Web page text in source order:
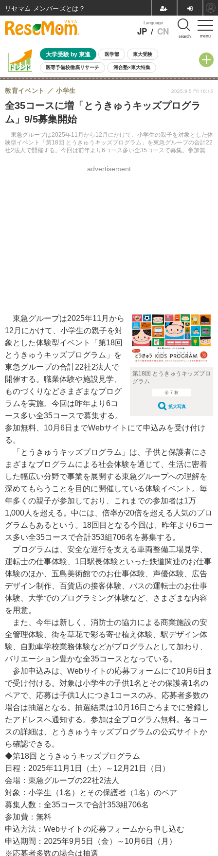
menu
Language
JP / CN search
大学受験 by 東進 医学部 東大受験
医専予備校徹底リサーチ 河合塾×東大特集
親子で考える大学選び 高校受験 中学受験 小学校受験
共通テスト 夏休み
8月開催イベント・WS 全国公立高校 過去問 人気記事
自由研究教材（小学生向け）
全35コースに増「とうきゅうキッズプログラ
ム」9/5募集開始
東急グループは2025年11月から12月にかけて、小学生の親子を対象とした体
験型イベント「第18回 とうきゅうキッズプログラム」を東急グループの合計22
社2法人で開催する。今回は前年より6コース多い全35コースで募集。参加無
教育イベント 小学生
advertisement
2025.9.5 Fri 16:15
第18回 とうきゅうキッズプロ
グラム
全 7 枚
拡大写真
東急グループは2025年11月から
12月にかけて、小学生の親子を対
象とした体験型イベント「第18回
とうきゅうキッズプログラム」を
東急グループの合計22社2法人で
開催する。職業体験や施設見学、
ものづくりなどさまざまなプログ
ラムを実施。今回は昨年より6コ
ース多い全35コースで募集する。
参加無料、10月6日までWebサイトにて申込みを受け付け
る。
「とうきゅうキッズプログラム」は、子供と保護者にさ
まざまなプログラムによる社会体験を通じて、生活に密着
した幅広い分野で事業を展開する東急グループへの理解を
深めてもらうことを目的に開催している体験イベント。毎
年多くの親子が参加しており、これまでの参加者は1万
1,000人を超える。中には、倍率が20倍を超える人気のプロ
グラムもあるという。18回目となる今回は、昨年より6コー
ス多い全35コースで合計353組706名を募集する。
プログラムは、安全な運行を支える車両整備工場見学、
運転士の仕事体験、1日駅長体験といった鉄道関連のお仕事
体験のほか、五島美術館でのお仕事体験、声優体験、広告
デザイン制作、百貨店の接客体験、バスの運転士のお仕事
体験、大学でのプログラミング体験など、さまざまな内容
を用意。
また、今年は新しく、消防士の協力による商業施設の安
全管理体験、街を草花で彩る寄せ植え体験、駅デザイン体
験、自動車学校業務体験などがプログラムとして加わり、
バリエーション豊かな全35コースとなっている。
参加申込みは、Webサイトの応募フォームにて10月6日ま
で受け付ける。対象は小学生の子供1名とその保護者1名の
ペアで、応募は子供1人につき1コースのみ。応募者多数の
場合は抽選となる。抽選結果は10月16日ごろまでに登録し
たアドレスへ通知する。参加は全プログラム無料。各コー
スの詳細は、とうきゅうキッズプログラムの公式サイトか
ら確認できる。
◆第18回 とうきゅうキッズプログラム
日程：2025年11月1日（土）～12月21日（日）
会場：東急グループの22社2法人
対象：小学生（1名）とその保護者（1名）のペア
募集人数：全35コースで合計353組706名
参加費：無料
申込方法：Webサイトの応募フォームから申し込む
申込期間：2025年9月5日（金）～10月6日（月）
※応募者多数の場合は抽選
リセマム メンバーズ